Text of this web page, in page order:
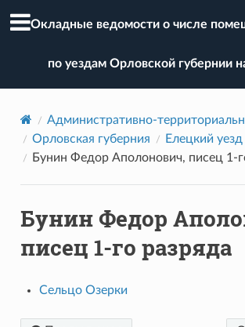
Окладные ведомости о числе
по уездам Орловской губернии
Административно-
Орловская губерния
Елецкий уезд
Бунин Федор Аполонович, писец 1-
Бунин Федор
писец 1-го разряда
Сельцо Озерки